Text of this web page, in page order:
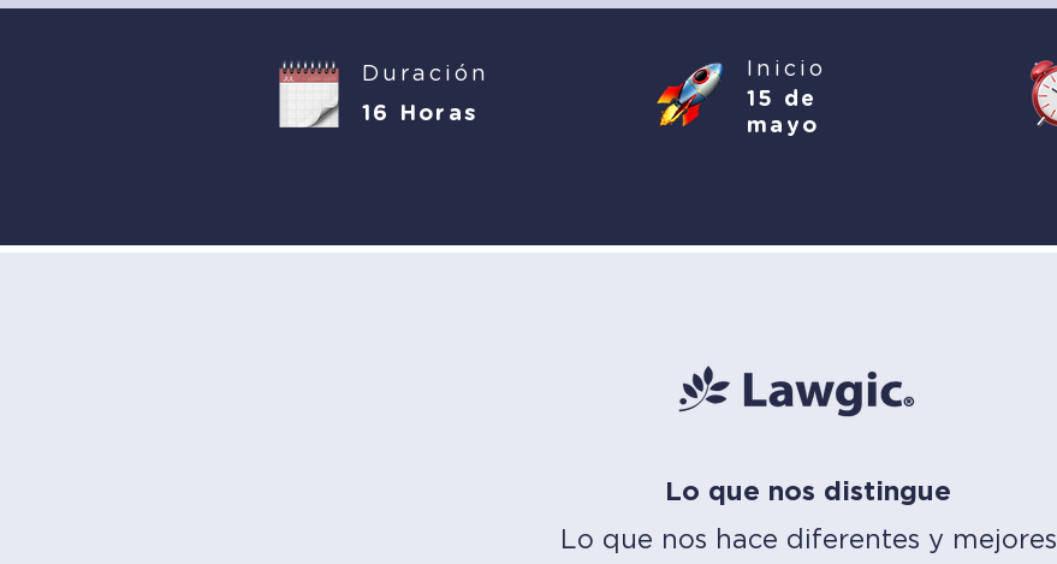
Duración
16 Horas
Inicio
15 de
mayo
Lo que nos distingue
Lo que nos hace diferentes y mejores